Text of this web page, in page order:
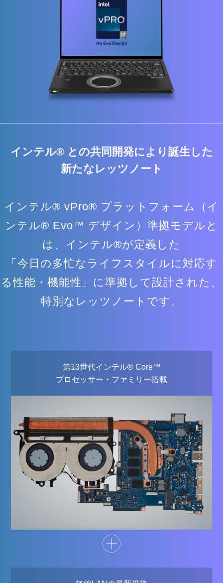
インテル® との共同開発により誕生した
新たなレッツノート
インテル® vPro® プラットフォーム（イ
ンテル® Evo™ デザイン）準拠モデルと
は、インテル®が定義した
「今⽇の多忙なライフスタイルに対応す
る性能・機能性」に準拠して設計された、
特別なレッツノートです。
第13世代インテル® Core™
プロセッサー・ファミリー搭載